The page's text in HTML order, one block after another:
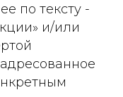
по тексту -
и/или